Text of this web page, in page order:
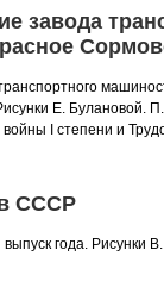
завода
Е. Булановой.
I степени и
в СССР
года. Рисунки